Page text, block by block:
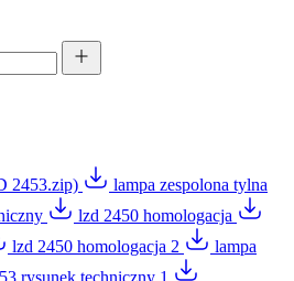
2453.zip)
lampa zespolona tylna
lzd 2450 homologacja
lzd 2450 homologacja 2
lampa
rysunek techniczny 1